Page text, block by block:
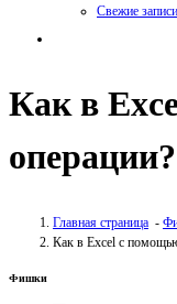
Свежие записи
Как в
операции?
Главная страница -
Как в Excel с
Фишки